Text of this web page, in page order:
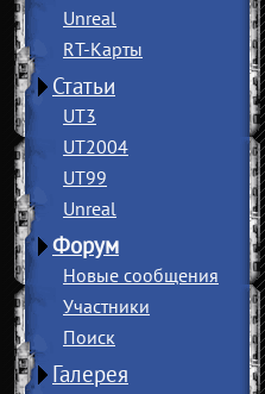
Unreal
RT-Карты
Статьи
UT3
UT2004
UT99
Unreal
Форум
Новые сообщения
Участники
Поиск
Галерея